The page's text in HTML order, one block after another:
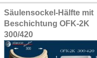
Säulensockel-Hälfte mit
Beschichtung OFK-2K
300/420